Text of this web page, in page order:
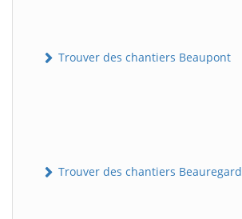
Trouver des chantiers Beaupont
Trouver des chantiers Beauregard